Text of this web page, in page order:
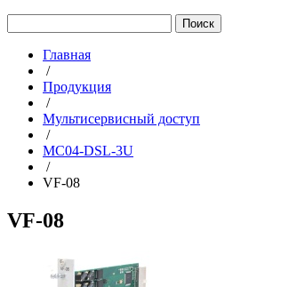
Главная
/
Продукция
/
Мультисервисный доступ
/
MC04-DSL-3U
/
VF-08
VF-08